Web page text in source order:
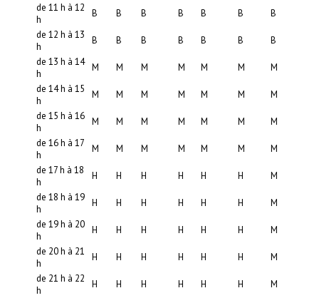
de 11 h à 12
h
B B B B B B
B
de 12 h à 13
h
B B B B B B
B
de 13 h à 14
h
M M M M M M
M
de 14 h à 15
h
M M M M M M
M
de 15 h à 16
h
M M M M M M
M
de 16 h à 17
h
M M M M M M
M
de 17 h à 18
h
H H H H H H
M
de 18 h à 19
h
H H H H H H
M
de 19 h à 20
h
H H H H H H
M
de 20 h à 21
h
H H H H H H
M
de 21 h à 22
h
H H H H H H
M